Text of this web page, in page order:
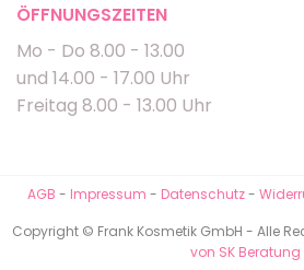
ÖFFNUNGSZEITEN
Mo - Do 8.00 - 13.00
und 14.00 - 17.00 Uhr
Freitag 8.00 - 13.00 Uhr
AGB - Impressum - Datenschutz-
Copyright © Frank Kosmetik GmbH - Alle
von SK Beratung